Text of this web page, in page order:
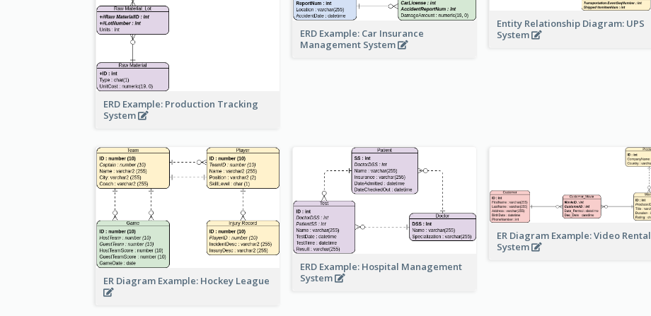
ERD Example: Production Tracking
System
ERD Example: Car Insurance
Management System
Entity Relationship Diagram: UPS
System
ER Diagram Example: Hockey League
ERD Example: Hospital Management
System
ER Diagram Example: Video Rental
System